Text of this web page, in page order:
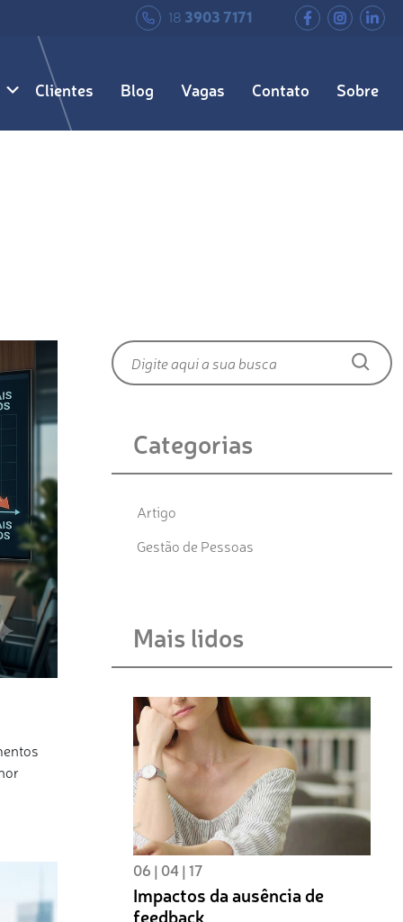
18 3903 7171
Clientes Blog Vagas Contato Sobre
Categorias
Artigo
Gestão de Pessoas
Mais lidos
06 | 04 | 17
Impactos da ausência de
feedback